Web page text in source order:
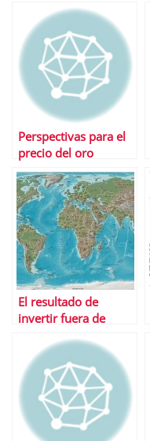
gestora
Perspectivas para el
precio del oro
El resultado de
invertir fuera de